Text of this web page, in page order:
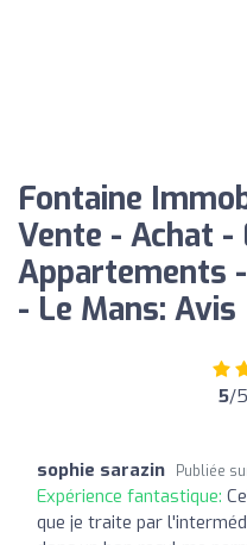
Fontaine
Vente - Achat
Appartements
- Le Mans: Avis
5/
sophie sarazin Publiée
Expérience fantastique:
que je traite par